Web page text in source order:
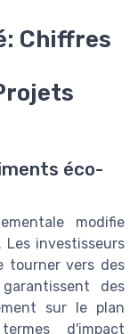
Chiffres
éco-
modifie
investisseurs
tourner vers des
des
sur le plan
d'impact